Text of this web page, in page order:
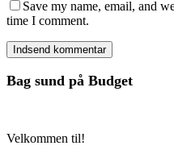
Save my name, email, and
time I comment.
Bag sund på Budget
Velkommen til!